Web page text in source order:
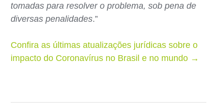
tomadas para resolver o problema, sob pena de
diversas penalidades.”
Confira as últimas atualizações jurídicas sobre o
impacto do Coronavírus no Brasil e no mundo →